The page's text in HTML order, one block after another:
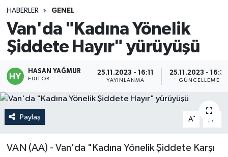
HABERLER GENEL
Van'da "Kadına Yönelik
Şiddete Hayır" yürüyüşü
HASAN YAĞMUR
EDITÖR
25.11.2023 - 16:11
YAYINLANMA
25.11.2023 -
GÜNCELLEME
Paylaş A- A
VAN (AA) - Van'da "Kadına Yönelik Şiddete Karşı
Eğitim
Ekonomi
Gündem
Kültür & Sanat
Magazin
Malatya Namaz Vakitleri
Malatya Trafik Yoğunluk Haritası
TFF 3.Lig 2.Grup Puan Durumu ve Fikstür
Son Dakika Haberleri
Haber Arşivi